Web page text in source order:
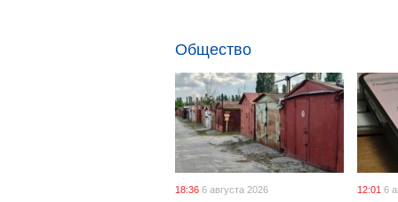
Общество
18:36 6 августа 2026 12:01 6